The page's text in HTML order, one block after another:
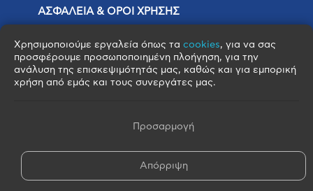
ΑΣΦΑΛΕΙΑ & ΟΡΟΙ ΧΡΗΣΗΣ
Όροι Χρήσης
Όροι Πώλησης
Όροι Αγοράς
Πολιτική Cookies
Χρησιμοποιούμε εργαλεία όπως τα cookies, για να σας
προσφέρουμε προσωποποιημένη πλοήγηση, για την
ανάλυση της επισκεψιμότητάς μας, καθώς και για εμπορική
χρήση από εμάς και τους συνεργάτες μας.
Προσαρμογή
Απόρριψη